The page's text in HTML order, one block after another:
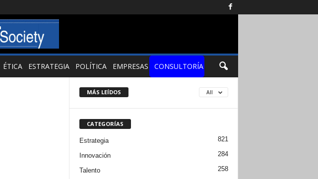
ÉTICA ESTRATEGIA POLÍTICA EMPRESAS CONSULTORÍA
MÁS LEÍDOS All
CATEGORÍAS
Estrategia 821
Innovación 284
Talento 258